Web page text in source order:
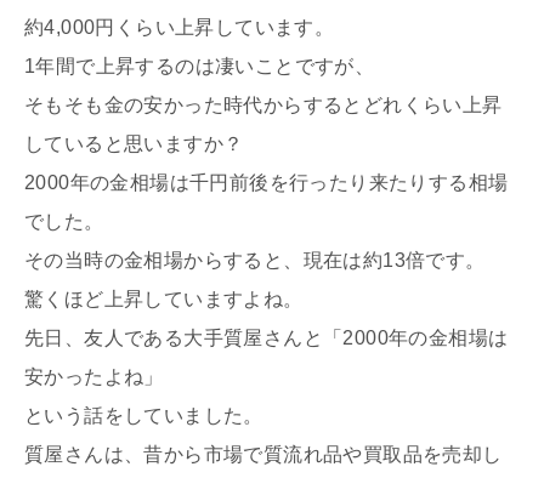
約4,000円くらい上昇しています。
1年間で上昇するのは凄いことですが、
そもそも金の安かった時代からするとどれくらい上昇
していると思いますか？
2000年の金相場は千円前後を行ったり来たりする相場
でした。
その当時の金相場からすると、現在は約13倍です。
驚くほど上昇していますよね。
先日、友人である大手質屋さんと「2000年の金相場は
安かったよね」
という話をしていました。
質屋さんは、昔から市場で質流れ品や買取品を売却し